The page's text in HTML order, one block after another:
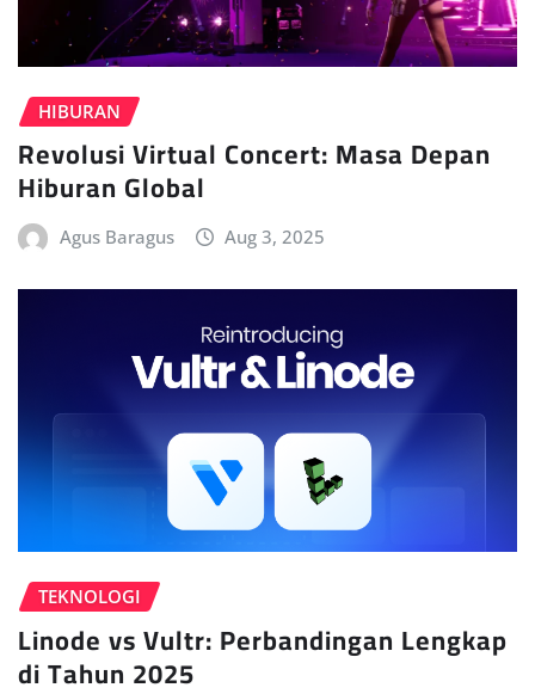
HIBURAN
Revolusi Virtual Concert: Masa Depan
Hiburan Global
Agus Baragus Aug 3, 2025
TEKNOLOGI
Linode vs Vultr: Perbandingan Lengkap
di Tahun 2025